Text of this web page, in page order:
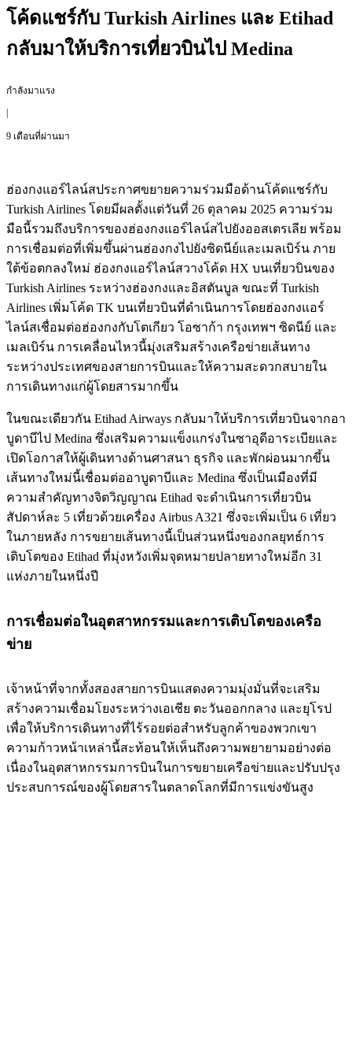
โค้ดแชร์กับ Turkish Airlines และ Etihad
กลับมาให้บริการเที่ยวบินไป Medina
กำลังมาแรง
9 เดือนที่ผ่านมา
ฮ่องกงแอร์ไลน์สประกาศขยายความร่วมมือด้านโค้ดแชร์กับ
Turkish Airlines โดยมีผลตั้งแต่วันที่ 26 ตุลาคม 2025 ความร่วม
มือนี้รวมถึงบริการของฮ่องกงแอร์ไลน์สไปยังออสเตรเลีย พร้อม
การเชื่อมต่อที่เพิ่มขึ้นผ่านฮ่องกงไปยังซิดนีย์และเมลเบิร์น ภาย
ใต้ข้อตกลงใหม่ ฮ่องกงแอร์ไลน์สวางโค้ด HX บนเที่ยวบินของ
Turkish Airlines ระหว่างฮ่องกงและอิสตันบูล ขณะที่ Turkish
Airlines เพิ่มโค้ด TK บนเที่ยวบินที่ดำเนินการโดยฮ่องกงแอร์
ไลน์สเชื่อมต่อฮ่องกงกับโตเกียว โอซาก้า กรุงเทพฯ ซิดนีย์ และ
เมลเบิร์น การเคลื่อนไหวนี้มุ่งเสริมสร้างเครือข่ายเส้นทาง
ระหว่างประเทศของสายการบินและให้ความสะดวกสบายใน
การเดินทางแก่ผู้โดยสารมากขึ้น
ในขณะเดียวกัน Etihad Airways กลับมาให้บริการเที่ยวบินจากอา
บูดาบีไป Medina ซึ่งเสริมความแข็งแกร่งในซาอุดีอาระเบียและ
เปิดโอกาสให้ผู้เดินทางด้านศาสนา ธุรกิจ และพักผ่อนมากขึ้น
เส้นทางใหม่นี้เชื่อมต่ออาบูดาบีและ Medina ซึ่งเป็นเมืองที่มี
ความสำคัญทางจิตวิญญาณ Etihad จะดำเนินการเที่ยวบิน
สัปดาห์ละ 5 เที่ยวด้วยเครื่อง Airbus A321 ซึ่งจะเพิ่มเป็น 6 เที่ยว
ในภายหลัง การขยายเส้นทางนี้เป็นส่วนหนึ่งของกลยุทธ์การ
เติบโตของ Etihad ที่มุ่งหวังเพิ่มจุดหมายปลายทางใหม่อีก 31
แห่งภายในหนึ่งปี
การเชื่อมต่อในอุตสาหกรรมและการเติบโตของเครือ
ข่าย
เจ้าหน้าที่จากทั้งสองสายการบินแสดงความมุ่งมั่นที่จะเสริม
สร้างความเชื่อมโยงระหว่างเอเชีย ตะวันออกกลาง และยุโรป
เพื่อให้บริการเดินทางที่ไร้รอยต่อสำหรับลูกค้าของพวกเขา
ความก้าวหน้าเหล่านี้สะท้อนให้เห็นถึงความพยายามอย่างต่อ
เนื่องในอุตสาหกรรมการบินในการขยายเครือข่ายและปรับปรุง
ประสบการณ์ของผู้โดยสารในตลาดโลกที่มีการแข่งขันสูง